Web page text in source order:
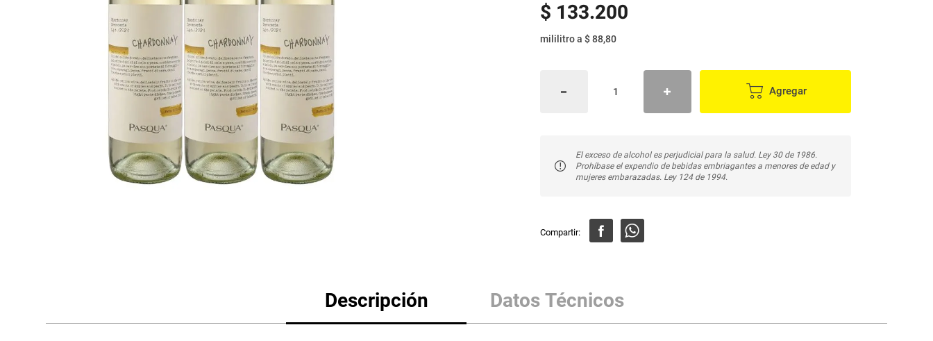
lácteos y refrigerados
vinos y licores
cuidado del bebé
mascotas
hogar
$ 133.200
mililitroa $ 88,80
Agregar
El exceso de alcohol es perjudicial para la salud. Ley 30 de 1986.
Prohíbase el expendio de bebidas embriagantes a menores de edad y
mujeres embarazadas. Ley 124 de 1994.
Descripción Datos Técnicos
Mantequilla